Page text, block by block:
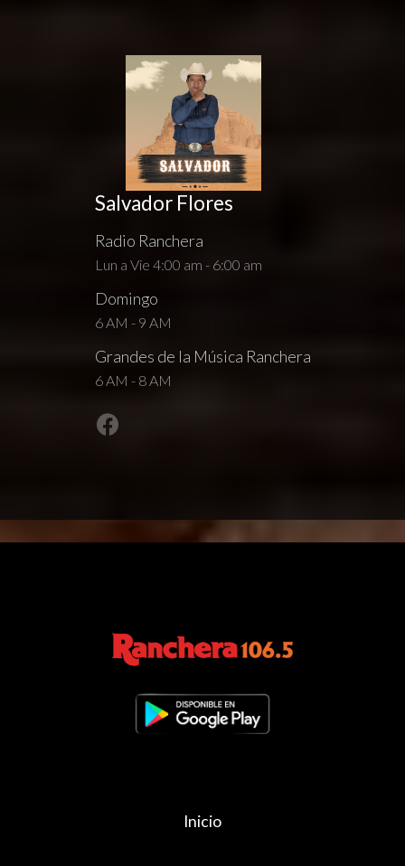
Salvador Flores
Radio Ranchera
Lun a Vie 4:00 am - 6:00 am
Domingo
6 AM - 9 AM
Grandes de la Música Ranchera
6 AM - 8 AM
Inicio